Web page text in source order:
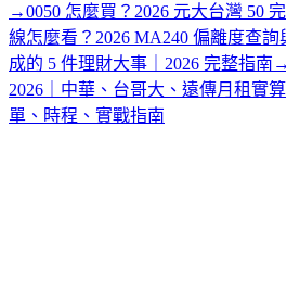
→0050 怎麼買？2026 元大台灣 50
線怎麼看？2026 MA240 偏離度查詢
成的 5 件理財大事｜2026 完整指南 →
2026｜中華、台哥大、遠傳月租實算
單、時程、實戰指南